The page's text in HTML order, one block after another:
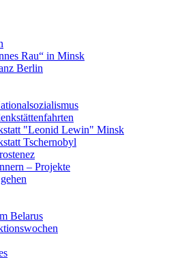
Rau“ in Minsk
Berlin
"Leonid Lewin" Minsk
Tschernobyl
– Projekte
Belarus